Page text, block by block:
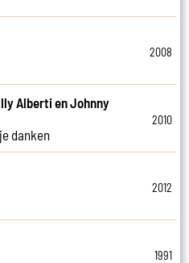
2008
Alberti en Johnny
danken
2010
2012
1991